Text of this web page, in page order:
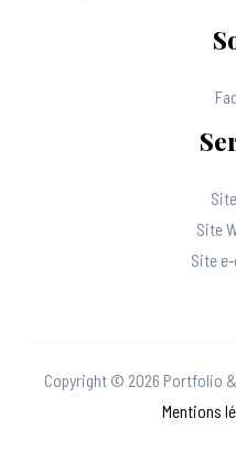
Site
Site
Copyright © 2026 Portfolio
Mentions